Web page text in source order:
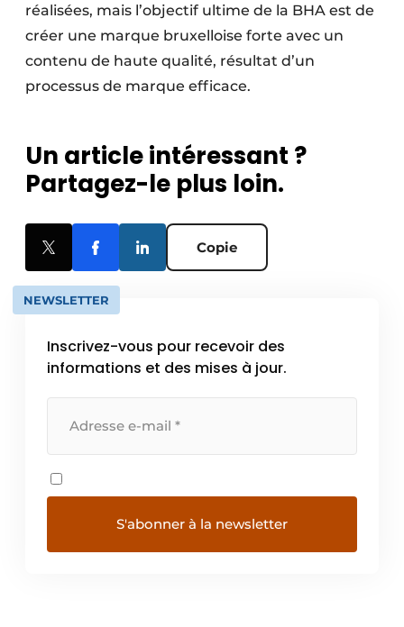
réalisées, mais l’objectif ultime de la BHA est de
créer une marque bruxelloise forte avec un
contenu de haute qualité, résultat d’un
processus de marque efficace.
Un article intéressant ?
Partagez-le plus loin.
Copie
NEWSLETTER
Inscrivez-vous pour recevoir des
informations et des mises à jour.